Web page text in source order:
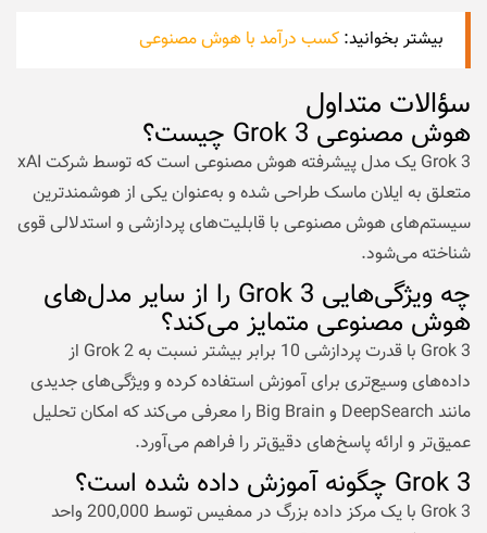
بیشتر بخوانید: کسب درآمد با هوش مصنوعی
سؤالات متداول
هوش مصنوعی Grok 3 چیست؟
Grok 3 یک مدل پیشرفته هوش مصنوعی است که توسط شرکت xAI
متعلق به ایلان ماسک طراحی شده و به‌عنوان یکی از هوشمندترین
سیستم‌های هوش مصنوعی با قابلیت‌های پردازشی و استدلالی قوی
شناخته می‌شود.
چه ویژگی‌هایی Grok 3 را از سایر مدل‌های
هوش مصنوعی متمایز می‌کند؟
Grok 3 با قدرت پردازشی 10 برابر بیشتر نسبت به Grok 2 از
داده‌های وسیع‌تری برای آموزش استفاده کرده و ویژگی‌های جدیدی
مانند DeepSearch و Big Brain را معرفی می‌کند که امکان تحلیل
عمیق‌تر و ارائه پاسخ‌های دقیق‌تر را فراهم می‌آورد.
Grok 3 چگونه آموزش داده شده است؟
Grok 3 با یک مرکز داده بزرگ در ممفیس توسط 200,000 واحد